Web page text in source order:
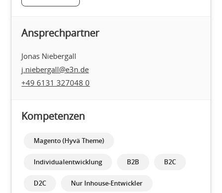
Ansprechpartner
Jonas Niebergall
j.niebergall@e3n.de
+49 6131 327048 0
Kompetenzen
Magento (Hyvä Theme)
Individualentwicklung B2B B2C
D2C Nur Inhouse-Entwickler